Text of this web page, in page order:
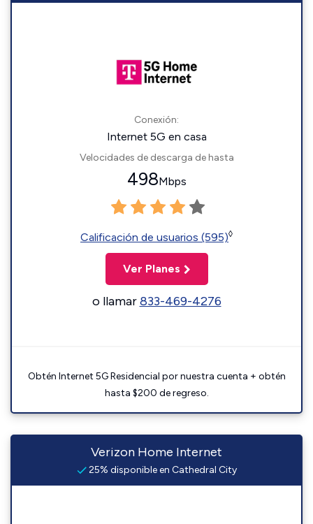
Conexión:
Internet 5G en casa
Velocidades de descarga de hasta
498Mbps
Calificación de usuarios (595)◊
Ver Planes
o llamar833-469-4276
Obtén Internet 5G Residencial por nuestra cuenta + obtén
hasta $200 de regreso.
Verizon Home Internet
25% disponible en Cathedral City